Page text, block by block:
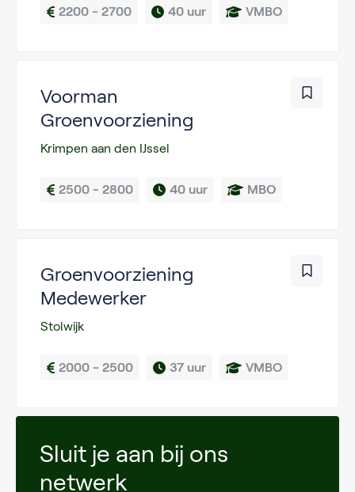
2200 - 2700 40 uur VMBO
Voorman
Groenvoorziening
Krimpen aan den IJssel
2500 - 2800 40 uur MBO
Groenvoorziening
Medewerker
Stolwijk
2000 - 2500 37 uur VMBO
Sluit je aan bij ons
netwerk